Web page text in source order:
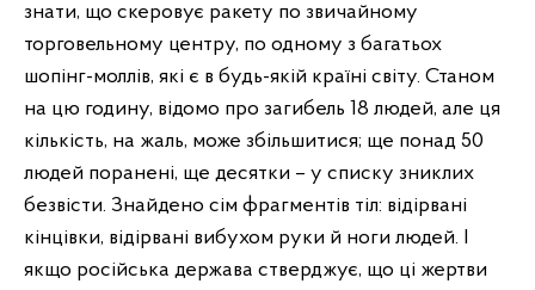
знати, що скеровує ракету по звичайному
торговельному центру, по одному з багатьох
шопінг-моллів, які є в будь-якій країні світу. Станом
на цю годину, відомо про загибель 18 людей, але ця
кількість, на жаль, може збільшитися; ще понад 50
людей поранені, ще десятки – у списку зниклих
безвісти. Знайдено сім фрагментів тіл: відірвані
кінцівки, відірвані вибухом руки й ноги людей. І
якщо російська держава стверджує, що ці жертви